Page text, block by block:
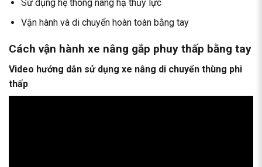
Sử dụng hệ thống nâng hạ thủy lực
Vận hành và di chuyển hoàn toàn bằng tay
Cách vận hành xe nâng gắp phuy thấp bằng tay
Video hướng dẫn sử dụng xe nâng di chuyển thùng phi
thấp